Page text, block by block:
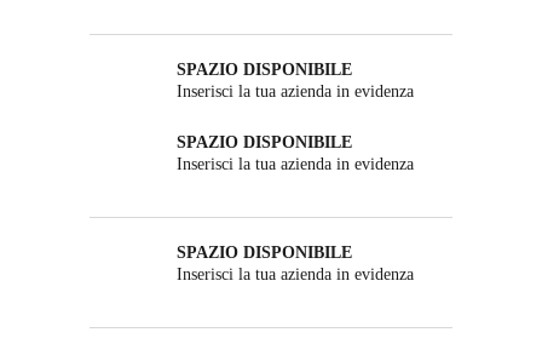
SPAZIO DISPONIBILE
Inserisci la tua azienda in evidenza
SPAZIO DISPONIBILE
Inserisci la tua azienda in evidenza
SPAZIO DISPONIBILE
Inserisci la tua azienda in evidenza